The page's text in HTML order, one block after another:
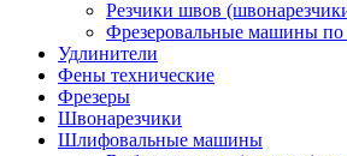
Резчики швов
Фрезеровальные машины по
Удлинители
Фены технические
Фрезеры
Швонарезчики
Шлифовальные машины